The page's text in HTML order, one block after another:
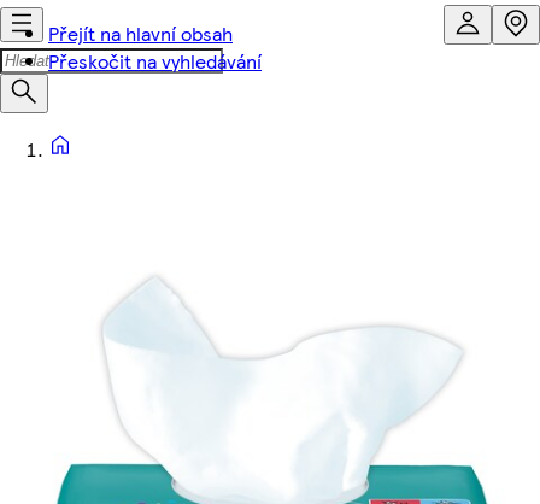
Přejít na hlavní obsah
Přeskočit na vyhledávání